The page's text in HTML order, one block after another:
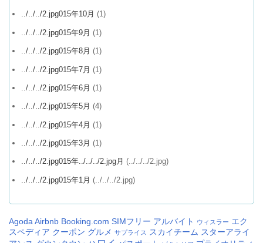
../../../2.jpg015年10月 (1)
../../../2.jpg015年9月 (1)
../../../2.jpg015年8月 (1)
../../../2.jpg015年7月 (1)
../../../2.jpg015年6月 (1)
../../../2.jpg015年5月 (4)
../../../2.jpg015年4月 (1)
../../../2.jpg015年3月 (1)
../../../2.jpg015年../../../2.jpg月 (../../../2.jpg)
../../../2.jpg015年1月 (../../../2.jpg)
Agoda Airbnb Booking.com SIMフリー アルバイト ウィスラー エク
スペディア クーポン グルメ サプライス スカイチーム スターアライ